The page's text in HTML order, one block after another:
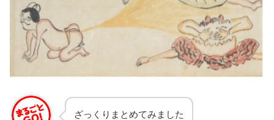
ざっくりまとめてみました